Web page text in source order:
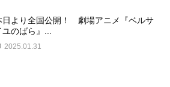
日より全国公開！ 劇場アニメ『ベルサ
ユのばら』...
2025.01.31